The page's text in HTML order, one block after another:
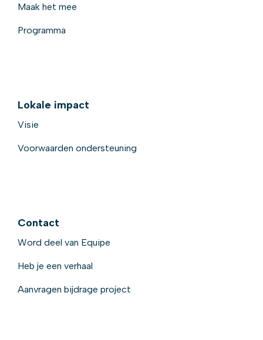
Maak het mee
Programma
Lokale impact
Visie
Voorwaarden ondersteuning
Contact
Word deel van Equipe
Heb je een verhaal
Aanvragen bijdrage project